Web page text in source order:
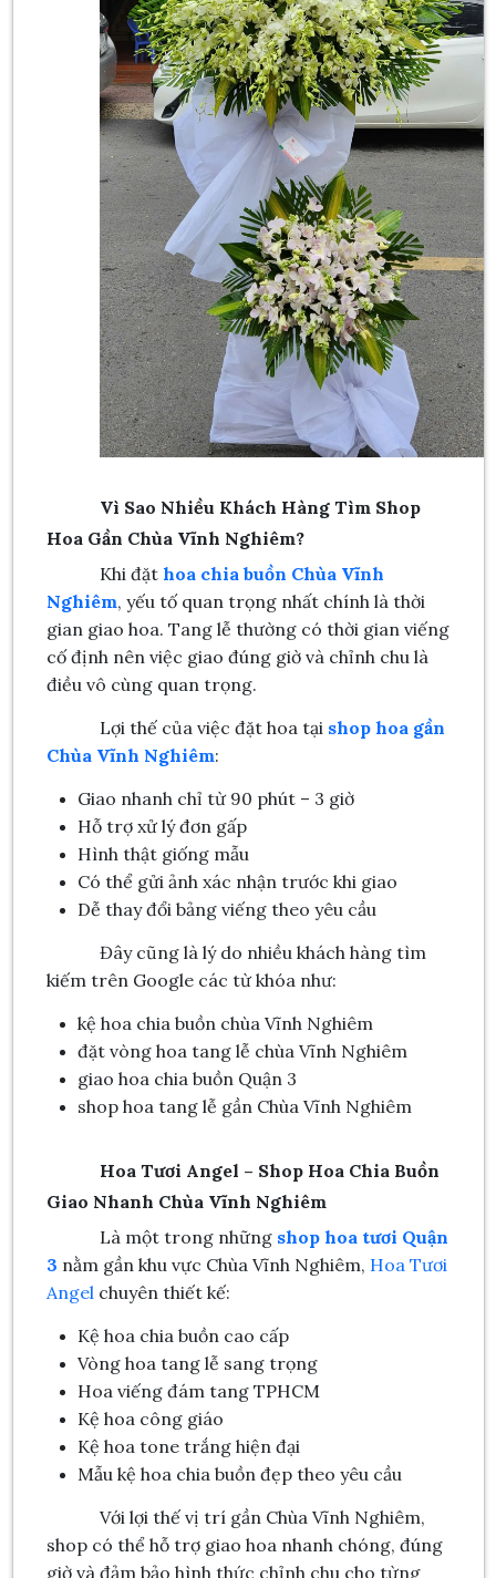
Vì Sao Nhiều Khách Hàng Tìm Shop
Hoa Gần Chùa Vĩnh Nghiêm?
Khi đặt hoa chia buồn Chùa Vĩnh
Nghiêm, yếu tố quan trọng nhất chính là thời
gian giao hoa. Tang lễ thường có thời gian viếng
cố định nên việc giao đúng giờ và chỉnh chu là
điều vô cùng quan trọng.
Lợi thế của việc đặt hoa tại shop hoa gần
Chùa Vĩnh Nghiêm:
Giao nhanh chỉ từ 90 phút – 3 giờ
Hỗ trợ xử lý đơn gấp
Hình thật giống mẫu
Có thể gửi ảnh xác nhận trước khi giao
Dễ thay đổi bảng viếng theo yêu cầu
Đây cũng là lý do nhiều khách hàng tìm
kiếm trên Google các từ khóa như:
kệ hoa chia buồn chùa Vĩnh Nghiêm
đặt vòng hoa tang lễ chùa Vĩnh Nghiêm
giao hoa chia buồn Quận 3
shop hoa tang lễ gần Chùa Vĩnh Nghiêm
Hoa Tươi Angel – Shop Hoa Chia Buồn
Giao Nhanh Chùa Vĩnh Nghiêm
Là một trong những shop hoa tươi Quận
3 nằm gần khu vực Chùa Vĩnh Nghiêm, Hoa Tươi
Angel chuyên thiết kế:
Kệ hoa chia buồn cao cấp
Vòng hoa tang lễ sang trọng
Hoa viếng đám tang TPHCM
Kệ hoa công giáo
Kệ hoa tone trắng hiện đại
Mẫu kệ hoa chia buồn đẹp theo yêu cầu
Với lợi thế vị trí gần Chùa Vĩnh Nghiêm,
shop có thể hỗ trợ giao hoa nhanh chóng, đúng
giờ và đảm bảo hình thức chỉnh chu cho từng